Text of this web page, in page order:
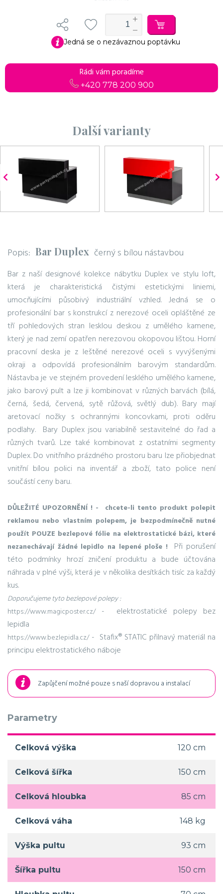
Jedná se o nezávaznou poptávku
Rádi vám poradíme
+420 778 200 900
Další varianty
Popis: Bar Duplex černý s bílou nástavbou
Bar z naší designové kolekce nábytku Duplex ve stylu loft,
která je charakteristická čistými estetickými liniemi,
umocňujícími působivý industriální vzhled. Jedná se o
profesionální bar s konstrukcí z nerezové oceli opláštěné ze
tří pohledových stran lesklou deskou z umělého kamene,
který je nad zemí opatřen nerezovou okopovou lištou. Horní
pracovní deska je z leštěné nerezové oceli s vyvýšenými
okraji a odpovídá profesionálním barovým standardům.
Nástavba je ve stejném provedení lesklého umělého kamene,
jako barový pult a lze ji kombinovat v různých barvách (bílá,
černá, šedá, červená, sytě růžová, světlý dub). Bary mají
aretovací nožky s ochrannými koncovkami, proti oděru
podlahy. Bary Duplex jsou variabilně sestavitelné do řad a
různých tvarů. Lze také kombinovat z ostatními segmenty
Duplex. Do vnitřního prázdného prostoru baru lze přiobjednat
vnitřní bílou polici na inventář a zboží, tato police není
součástí ceny baru.
DŮLEŽITÉ UPOZORNĚNÍ ! - chcete-li tento produkt polepit
reklamou nebo vlastním polepem, je bezpodmínečně nutné
použít POUZE bezlepové fólie na elektrostatické bázi, které
nezanechávají žádné lepidlo na lepené ploše !
Při porušení
této podmínky hrozí zničení produktu a bude účtována
náhrada v plné výši, která je v několika desítkách tisíc za každý
kus.
Doporučujeme tyto bezlepové polepy :
https://www.magicposter.cz/- elektrostatické polepy bez
lepidla
https://www.bezlepidla.cz/- Stafix® STATIC přilnavý materiál na
principu elektrostatického náboje
Zapůjčení možné pouze s naší dopravou a instalací
Parametry
Celková výška 120 cm
Celková šířka 150 cm
Celková hloubka 85 cm
Celková váha 148 kg
Výška pultu 93 cm
Šířka pultu 150 cm
Do košíku Pokračovat v objednávce